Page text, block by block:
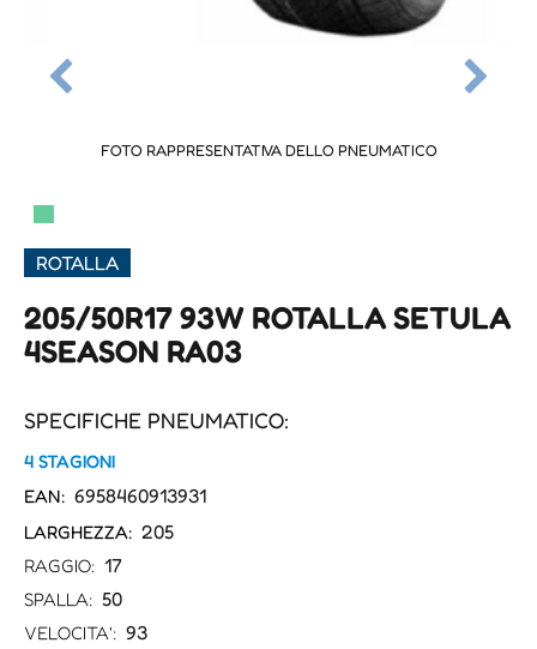
FOTO RAPPRESENTATIVA DELLO PNEUMATICO
▀
ROTALLA
205/50R17 93W ROTALLA SETULA
4SEASON RA03
SPECIFICHE PNEUMATICO:
4 STAGIONI
EAN: 6958460913931
LARGHEZZA: 205
RAGGIO: 17
SPALLA: 50
VELOCITA': 93